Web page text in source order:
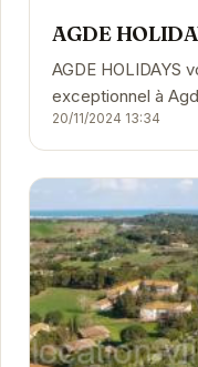
AGDE
AGDE HOLIDAYS
exceptionnel à
et découvrez les
20/11/2024 13:34